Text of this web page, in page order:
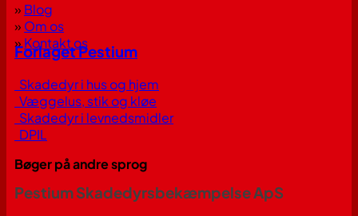
» Blog
» Om os
»Kontakt os
Forlaget Pestium
Skadedyr i hus og hjem
Væggelus, stik og kløe
Skadedyr i levnedsmidler
DPIL
Bøger på andre sprog
Pestium Skadedyrsbekæmpelse ApS